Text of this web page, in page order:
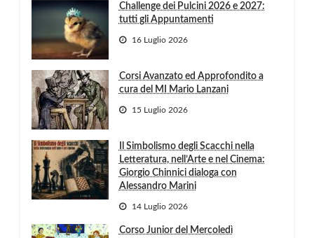
Challenge dei Pulcini 2026 e 2027:
tutti gli Appuntamenti
16 Luglio 2026
Corsi Avanzato ed Approfondito a
cura del MI Mario Lanzani
15 Luglio 2026
Il Simbolismo degli Scacchi nella
Letteratura, nell’Arte e nel Cinema:
Giorgio Chinnici dialoga con
Alessandro Marini
14 Luglio 2026
Corso Junior del Mercoledì